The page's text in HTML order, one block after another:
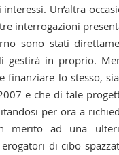
Un’altra
interrogazioni
sono stati
gestirà in proprio.
finanziare lo stesso,
e che di tale
per ora a
merito ad una
di cibo